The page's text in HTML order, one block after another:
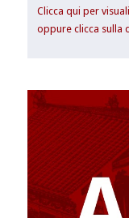
Clicca qui per
oppure clicca sulla